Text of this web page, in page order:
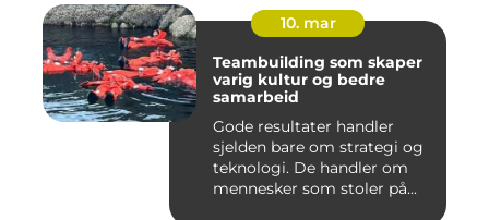
10. mar
Teambuilding som skaper
varig kultur og bedre
samarbeid
Gode resultater handler
sjelden bare om strategi og
teknologi. De handler om
mennesker som stoler på...